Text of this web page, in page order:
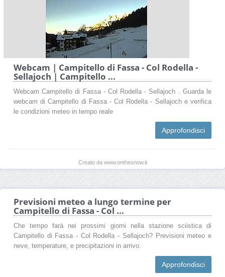
Webcam | Campitello di Fassa - Col Rodella -
Sellajoch | Campitello ...
Webcam Campitello di Fassa - Col Rodella - Sellajoch . Guarda le
webcam di Campitello di Fassa - Col Rodella - Sellajoch e verifica
le condizioni meteo in tempo reale
Approfondisci
Creato da www.onthesnow.it
Previsioni meteo a lungo termine per
Campitello di Fassa - Col ...
Che tempo farà nei prossimi giorni nella stazione sciistica di
Campitello di Fassa - Col Rodella - Sellajoch? Previsioni meteo e
neve, temperature, e precipitazioni in arrivo.
Approfondisci